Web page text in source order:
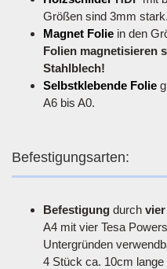
Größen sind 3mm stark.
Magnet Folie in den
Folien magnetisieren
Stahlblech!
Selbstklebende Folie
A6 bis A0.
Befestigungsarten:
Befestigung durch
A4 mit vier Tesa
Untergründen
4 Stück ca. 10cm